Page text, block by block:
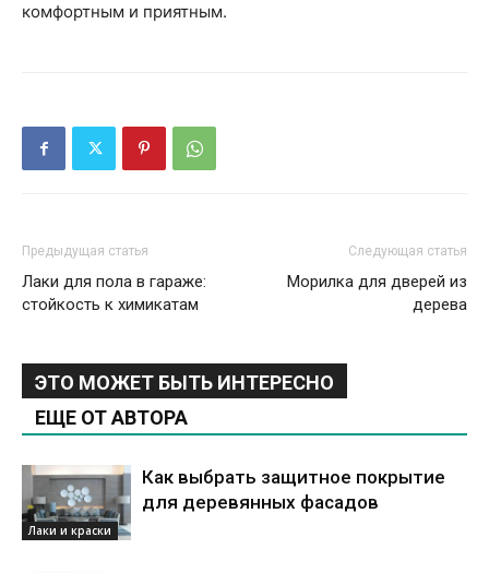
комфортным и приятным.
Предыдущая статья
Лаки для пола в гараже:
стойкость к химикатам
Следующая статья
Морилка для дверей из
дерева
ЭТО МОЖЕТ БЫТЬ ИНТЕРЕСНО
ЕЩЕ ОТ АВТОРА
Лаки и краски
Как выбрать защитное покрытие
для деревянных фасадов